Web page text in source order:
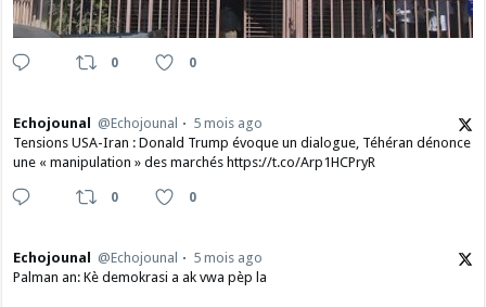
0 0
Echojounal @Echojounal
5 mois ago
Tensions USA-Iran : Donald Trump évoque un dialogue, Téhéran dénonce
une « manipulation » des marchés https://t.co/Arp1HCPryR
0 0
Echojounal @Echojounal
5 mois ago
Palman an: Kè demokrasi a ak vwa pèp la